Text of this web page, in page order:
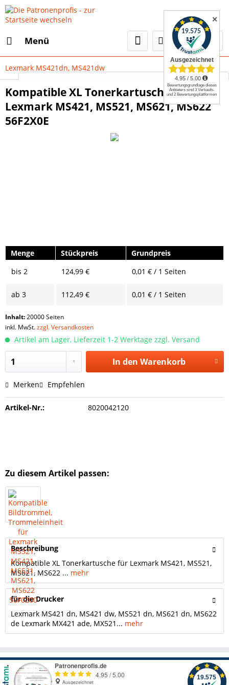
Menü
Select Language▼
Lexmark MS421dn, MS421dw
Kompatible XL Tonerkartusche für
Lexmark MS421, MS521, MS621, MS622
56F2X0E
Menge Stückpreis
Grundpreis
bis 2 124,99 € 0,01 € / 1 Seiten
ab 3 112,49 € 0,01 € / 1 Seiten
Inhalt:20000 Seiten
inkl. MwSt.zzgl. Versandkosten
Artikel am Lager, Lieferzeit 1-2 Werktage zzgl. Versand
In den Warenkorb
Merken Empfehlen
Artikel-Nr.: 8020042120
Zu diesem Artikel passen:
Beschreibung
Kompatible XL Tonerkartusche für Lexmark MS421, MS521,
MS621, MS622 ... mehr
für die Drucker
Lexmark MS421 dn, MS421 dw, MS521 dn, MS621 dn, MS622
de Lexmark MX421 ade, MX521... mehr
✕